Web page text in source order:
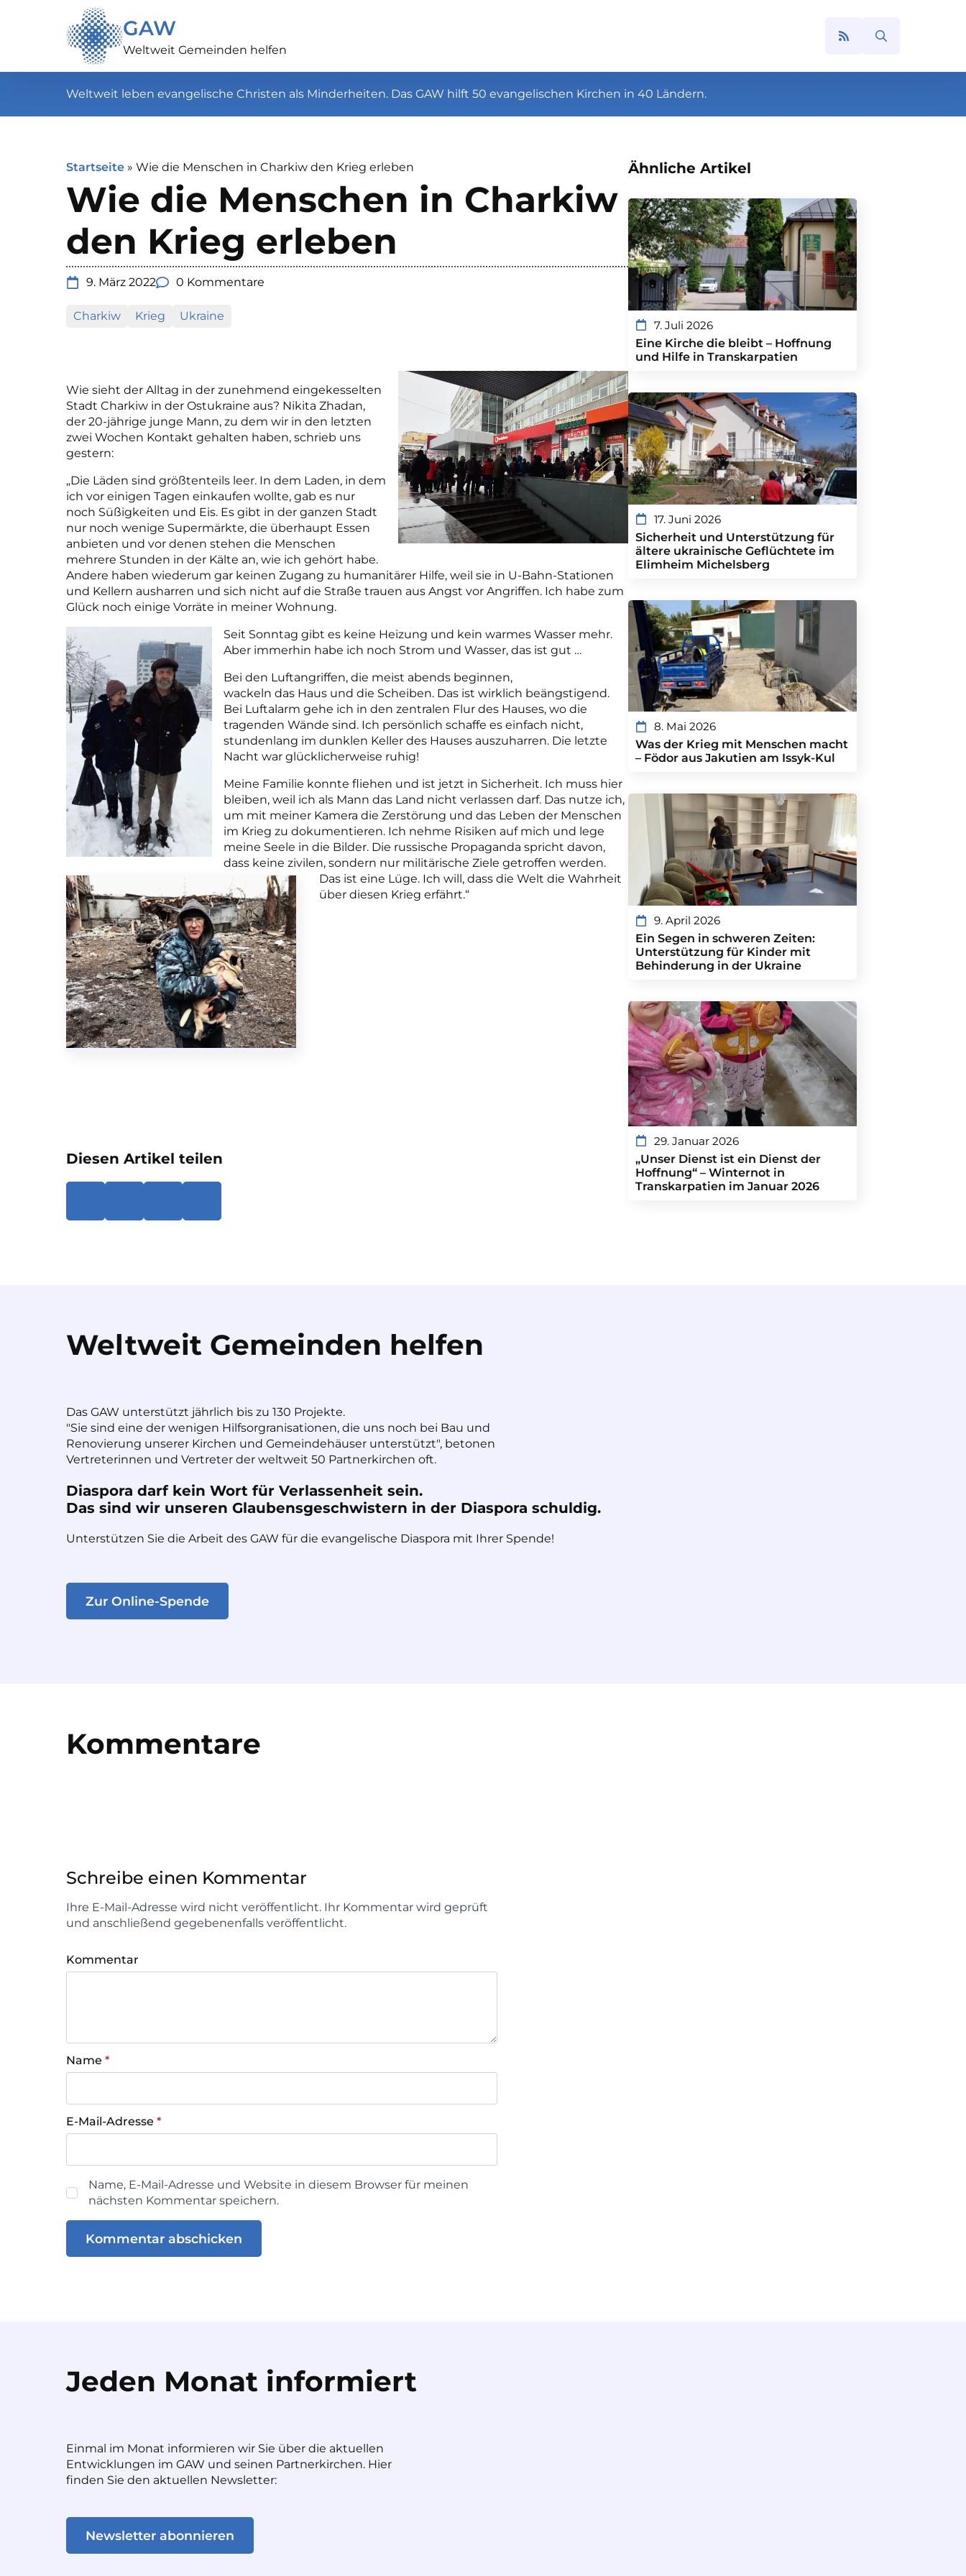
GAW
Weltweit Gemeinden helfen
Weltweit leben evangelische Christen als Minderheiten. Das GAW hilft 50 evangelischen Kirchen in 40 Ländern.
Startseite » Wie die Menschen in Charkiw den Krieg erleben
Wie die Menschen in Charkiw
den Krieg erleben
9. März 2022 0 Kommentare
Charkiw Krieg Ukraine
Wie sieht der Alltag in der zunehmend eingekesselten
Stadt Charkiw in der Ostukraine aus? Nikita Zhadan,
der 20-jährige junge Mann, zu dem wir in den letzten
zwei Wochen Kontakt gehalten haben, schrieb uns
gestern:
„Die Läden sind größtenteils leer. In dem Laden, in dem
ich vor einigen Tagen einkaufen wollte, gab es nur
noch Süßigkeiten und Eis. Es gibt in der ganzen Stadt
nur noch wenige Supermärkte, die überhaupt Essen
anbieten und vor denen stehen die Menschen
mehrere Stunden in der Kälte an, wie ich gehört habe.
Andere haben wiederum gar keinen Zugang zu humanitärer Hilfe, weil sie in U-Bahn-Stationen
und Kellern ausharren und sich nicht auf die Straße trauen aus Angst vor Angriffen. Ich habe zum
Glück noch einige Vorräte in meiner Wohnung.
Seit Sonntag gibt es keine Heizung und kein warmes Wasser mehr.
Aber immerhin habe ich noch Strom und Wasser, das ist gut …
Bei den Luftangriffen, die meist abends beginnen,
wackeln das Haus und die Scheiben. Das ist wirklich beängstigend.
Bei Luftalarm gehe ich in den zentralen Flur des Hauses, wo die
tragenden Wände sind. Ich persönlich schaffe es einfach nicht,
stundenlang im dunklen Keller des Hauses auszuharren. Die letzte
Nacht war glücklicherweise ruhig!
Meine Familie konnte fliehen und ist jetzt in Sicherheit. Ich muss hier
bleiben, weil ich als Mann das Land nicht verlassen darf. Das nutze ich,
um mit meiner Kamera die Zerstörung und das Leben der Menschen
im Krieg zu dokumentieren. Ich nehme Risiken auf mich und lege
meine Seele in die Bilder. Die russische Propaganda spricht davon,
dass keine zivilen, sondern nur militärische Ziele getroffen werden.
Das ist eine Lüge. Ich will, dass die Welt die Wahrheit
über diesen Krieg erfährt.“
Diesen Artikel teilen
Ähnliche Artikel
7. Juli 2026
Eine Kirche die bleibt – Hoffnung
und Hilfe in Transkarpatien
17. Juni 2026
Sicherheit und Unterstützung für
ältere ukrainische Geflüchtete im
Elimheim Michelsberg
8. Mai 2026
Was der Krieg mit Menschen macht
– Födor aus Jakutien am Issyk-Kul
9. April 2026
Ein Segen in schweren Zeiten:
Unterstützung für Kinder mit
Behinderung in der Ukraine
29. Januar 2026
„Unser Dienst ist ein Dienst der
Hoffnung“ – Winternot in
Transkarpatien im Januar 2026
Weltweit Gemeinden helfen
Das GAW unterstützt jährlich bis zu 130 Projekte.
"Sie sind eine der wenigen Hilfsorgranisationen, die uns noch bei Bau und
Renovierung unserer Kirchen und Gemeindehäuser unterstützt", betonen
Vertreterinnen und Vertreter der weltweit 50 Partnerkirchen oft.
Diaspora darf kein Wort für Verlassenheit sein.
Das sind wir unseren Glaubensgeschwistern in der Diaspora schuldig.
Unterstützen Sie die Arbeit des GAW für die evangelische Diaspora mit Ihrer Spende!
Zur Online-Spende
Kommentare
Schreibe einen Kommentar
Ihre E-Mail-Adresse wird nicht veröffentlicht. Ihr Kommentar wird geprüft
und anschließend gegebenenfalls veröffentlicht.
Kommentar
Name *
E-Mail-Adresse *
Name, E-Mail-Adresse und Website in diesem Browser für meinen
nächsten Kommentar speichern.
Jeden Monat informiert
Einmal im Monat informieren wir Sie über die aktuellen
Entwicklungen im GAW und seinen Partnerkirchen. Hier
finden Sie den aktuellen Newsletter:
Newsletter abonnieren